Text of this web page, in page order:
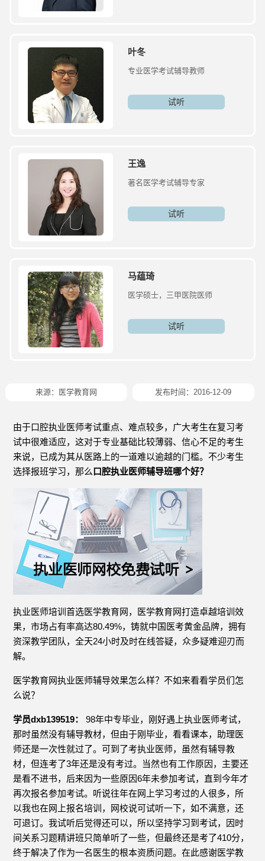
叶冬
专业医学考试辅导教师
试听
王逸
著名医学考试辅导专家
试听
马蕴琦
医学硕士，三甲医院医师
试听
来源： 医学教育网 发布时间：2016-12-09
由于口腔执业医师考试重点、难点较多，广大考生在复习考
试中很难适应，这对于专业基础比较薄弱、信心不足的考生
来说，已成为其从医路上的一道难以逾越的门槛。不少考生
选择报班学习，那么口腔执业医师辅导班哪个好？
执业医师培训首选医学教育网，医学教育网打造卓越培训效
果，市场占有率高达80.49%，铸就中国医考黄金品牌，拥有
资深教学团队，全天24小时及时在线答疑，众多疑难迎刃而
解。
医学教育网执业医师辅导效果怎么样？不如来看看学员们怎
么说？
学员dxb139519：98年中专毕业，刚好遇上执业医师考试，
那时虽然没有辅导教材，但由于刚毕业，看看课本，助理医
师还是一次性就过了。可到了考执业医师，虽然有辅导教
材，但连考了3年还是没有考过。当然也有工作原因，主要还
是看不进书，后来因为一些原因6年未参加考试，直到今年才
再次报名参加考试。听说往年在网上学习考过的人很多，所
以我也在网上报名培训，网校说可试听一下，如不满意，还
可退订。我试听后觉得还可以，所以坚持学习到考试，因时
间关系习题精讲班只简单听了一些，但最终还是考了410分，
终于解决了作为一名医生的根本资质问题。在此感谢医学教